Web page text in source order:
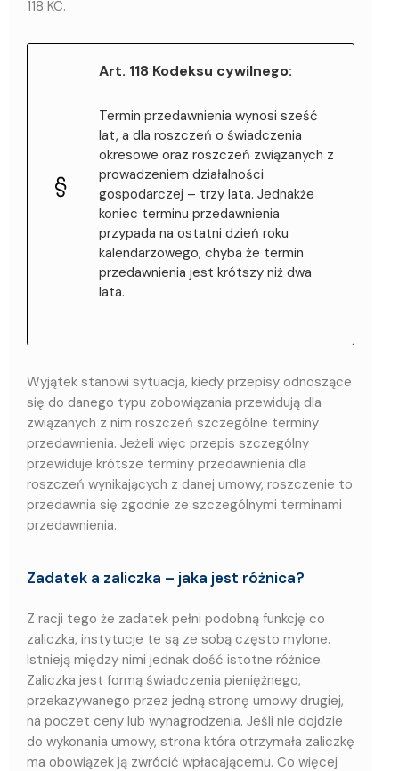
118 KC.
Art. 118 Kodeksu cywilnego:
Termin przedawnienia wynosi sześć
lat, a dla roszczeń o świadczenia
okresowe oraz roszczeń związanych z
prowadzeniem działalności
gospodarczej – trzy lata. Jednakże
koniec terminu przedawnienia
przypada na ostatni dzień roku
kalendarzowego, chyba że termin
przedawnienia jest krótszy niż dwa
lata.
Wyjątek stanowi sytuacja, kiedy przepisy odnoszące
się do danego typu zobowiązania przewidują dla
związanych z nim roszczeń szczególne terminy
przedawnienia. Jeżeli więc przepis szczególny
przewiduje krótsze terminy przedawnienia dla
roszczeń wynikających z danej umowy, roszczenie to
przedawnia się zgodnie ze szczególnymi terminami
przedawnienia.
Zadatek a zaliczka – jaka jest różnica?
Z racji tego że zadatek pełni podobną funkcję co
zaliczka, instytucje te są ze sobą często mylone.
Istnieją między nimi jednak dość istotne różnice.
Zaliczka jest formą świadczenia pieniężnego,
przekazywanego przez jedną stronę umowy drugiej,
na poczet ceny lub wynagrodzenia. Jeśli nie dojdzie
do wykonania umowy, strona która otrzymała zaliczkę
ma obowiązek ją zwrócić wpłacającemu. Co więcej